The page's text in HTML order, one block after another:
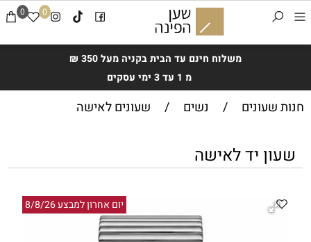
משלוח חינם עד הבית בקניה מעל 350 ₪
מ 1 עד 3 ימי עסקים
0 0
חנות שעונים / נשים / שעונים לאישה
שעון יד לאישה
יום אחרון למבצע 8/8/26